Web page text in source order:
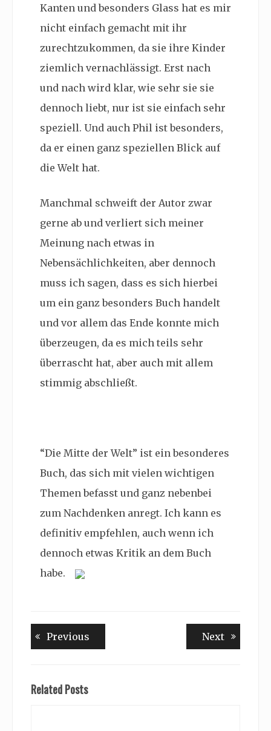
Kanten und besonders Glass hat es mir
nicht einfach gemacht mit ihr
zurechtzukommen, da sie ihre Kinder
ziemlich vernachlässigt. Erst nach
und nach wird klar, wie sehr sie sie
dennoch liebt, nur ist sie einfach sehr
speziell. Und auch Phil ist besonders,
da er einen ganz speziellen Blick auf
die Welt hat.
Manchmal schweift der Autor zwar
gerne ab und verliert sich meiner
Meinung nach etwas in
Nebensächlichkeiten, aber dennoch
muss ich sagen, dass es sich hierbei
um ein ganz besonders Buch handelt
und vor allem das Ende konnte mich
überzeugen, da es mich teils sehr
überrascht hat, aber auch mit allem
stimmig abschließt.
“Die Mitte der Welt” ist ein besonderes
Buch, das sich mit vielen wichtigen
Themen befasst und ganz nebenbei
zum Nachdenken anregt. Ich kann es
definitiv empfehlen, auch wenn ich
dennoch etwas Kritik an dem Buch
habe.
Beitragsnavigation
Previous NextNext
Related Posts